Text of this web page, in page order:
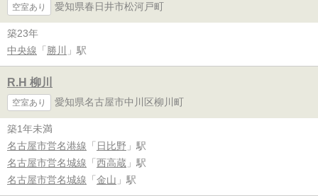
空室あり 愛知県春日井市松河戸町
築23年
中央線 「 勝川 」駅
R.H 柳川
空室あり 愛知県名古屋市中川区柳川町
築1年未満
名古屋市営名港線 「 日比野 」駅
名古屋市営名城線 「 西高蔵 」駅
名古屋市営名城線 「 金山 」駅